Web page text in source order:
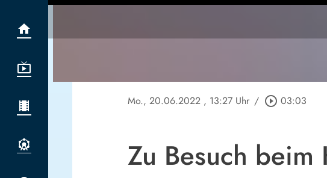
Mo., 20.06.2022 , 13:27 Uhr / play_circle_outline 03:03
Zu Besuch